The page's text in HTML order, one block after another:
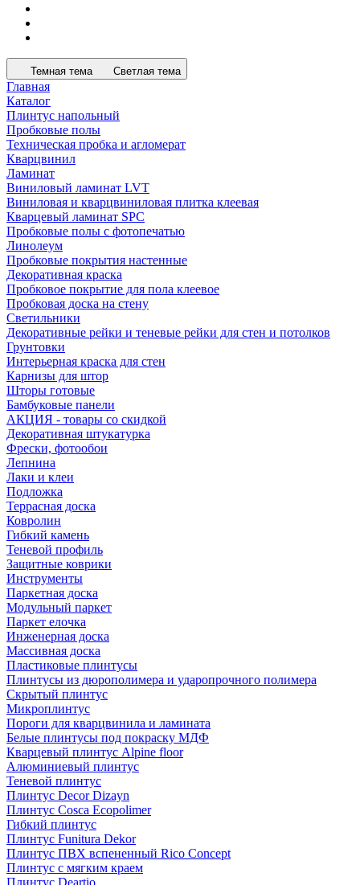
Темная тема Светлая тема
Главная
Каталог
Плинтус напольный
Пробковые полы
Техническая пробка и агломерат
Кварцвинил
Ламинат
Виниловый ламинат LVT
Виниловая и кварцвиниловая плитка клеевая
Кварцевый ламинат SPC
Пробковые полы с фотопечатью
Линолеум
Пробковые покрытия настенные
Декоративная краска
Пробковое покрытие для пола клеевое
Пробковая доска на стену
Светильники
Декоративные рейки и теневые рейки для стен и потолков
Грунтовки
Интерьерная краска для стен
Карнизы для штор
Шторы готовые
Бамбуковые панели
АКЦИЯ - товары со скидкой
Декоративная штукатурка
Фрески, фотообои
Лепнина
Лаки и клеи
Подложка
Террасная доска
Ковролин
Гибкий камень
Теневой профиль
Защитные коврики
Инструменты
Паркетная доска
Модульный паркет
Паркет елочка
Инженерная доска
Массивная доска
Пластиковые плинтусы
Плинтусы из дюрополимера и ударопрочного полимера
Скрытый плинтус
Микроплинтус
Пороги для кварцвинила и ламината
Белые плинтусы под покраску МДФ
Кварцевый плинтус Alpine floor
Алюминиевый плинтус
Теневой плинтус
Плинтус Decor Dizayn
Плинтус Cosca Ecopolimer
Гибкий плинтус
Плинтус Funitura Dekor
Плинтус ПВХ вспененный Rico Concept
Плинтус с мягким краем
Плинтус Deartio